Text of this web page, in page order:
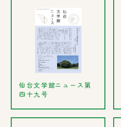
仙台文学館ニュース第
四十九号